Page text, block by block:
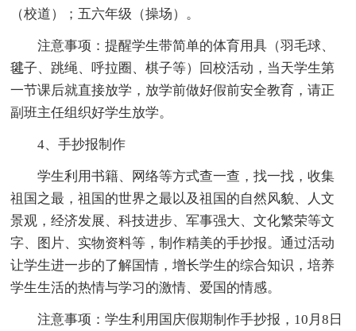
（校道）；五六年级（操场）。
注意事项：提醒学生带简单的体育用具（羽毛球、
毽子、跳绳、呼拉圈、棋子等）回校活动，当天学生第
一节课后就直接放学，放学前做好假前安全教育，请正
副班主任组织好学生放学。
4、手抄报制作
学生利用书籍、网络等方式查一查，找一找，收集
祖国之最，祖国的世界之最以及祖国的自然风貌、人文
景观，经济发展、科技进步、军事强大、文化繁荣等文
字、图片、实物资料等，制作精美的手抄报。通过活动
让学生进一步的了解国情，增长学生的综合知识，培养
学生生活的热情与学习的激情、爱国的情感。
注意事项：学生利用国庆假期制作手抄报，10月8日